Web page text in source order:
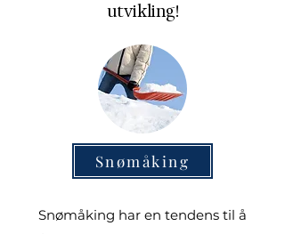
utvikling!
Snømåking
Snømåking har en tendens til å